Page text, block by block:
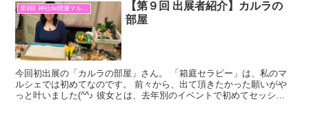
第9回 神社de開運マルシェ
【第９回 出展者紹介】カルラの
部屋
今回初出展の「カルラの部屋」さん。 「箱庭セラピー」は、私のマ
ルシェでは初めてなのです。 前々から、出て頂きたかった願いがや
っと叶いました(^^♪ 彼女とは、去年別のイベントで初めてセッショ